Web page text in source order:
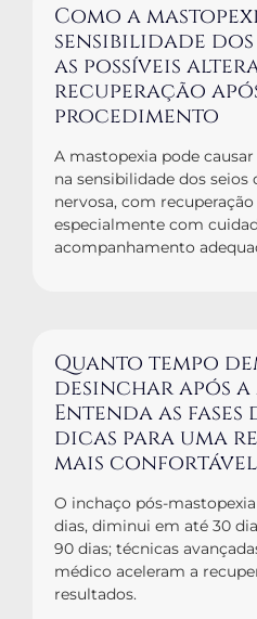
Como a
sensibilidade dos
as possíveis
recuperação
procedimento
A mastopexia pode
na sensibilidade dos
nervosa, com
especialmente com
acompanhamento
Quanto tempo
desinchar após a
Entenda as
dicas para uma
mais confortável
O inchaço pós-
dias, diminui em até 30
90 dias; técnicas
médico aceleram a
resultados.